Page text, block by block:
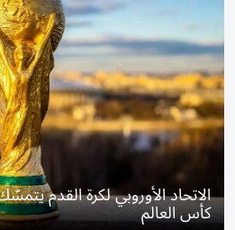
الاتحاد الأوروبي لكرة القدم
كأس العالم